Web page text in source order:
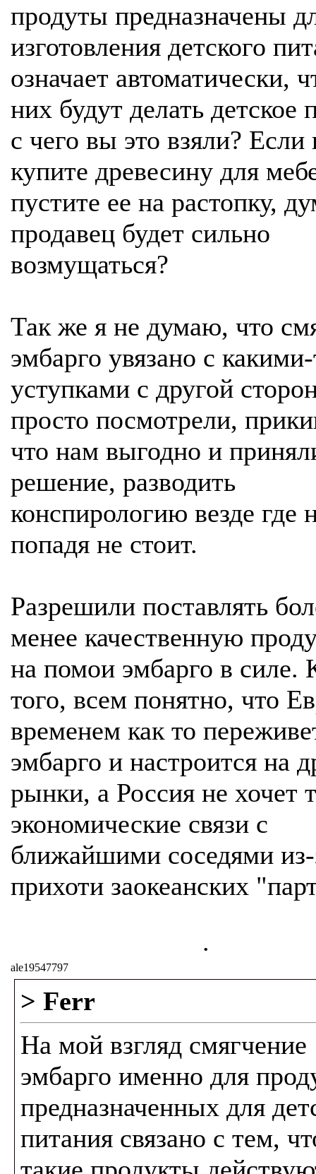
продуты предназначены
изготовления детского
означает автоматически,
них будут делать детское
с чего вы это взяли? Если
купите древесину для
пустите ее на растопку,
продавец будет сильно
возмущаться?
Так же я не думаю, что
эмбарго увязано с
уступками с другой
просто посмотрели,
что нам выгодно и
решение, разводить
конспирологию везде где
попадя не стоит.
Разрешили поставлять
менее качественную
на помои эмбарго в силе.
того, всем понятно, что
временем как то
эмбарго и настроится на
рынки, а Россия не хочет
экономические связи с
ближайшими соседями из-
прихоти заокеанских
.
ale19547797
> Ferr
На мой взгляд смягчение
эмбарго именно для
предназначенных для
питания связано с тем,